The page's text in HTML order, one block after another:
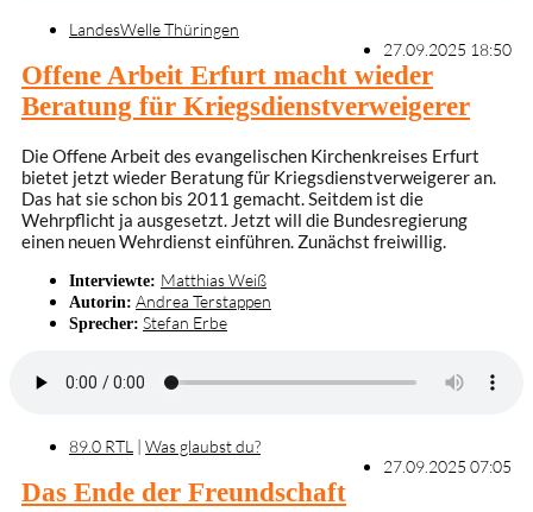
LandesWelle Thüringen
27.09.2025 18:50
Offene Arbeit Erfurt macht wieder
Beratung für Kriegsdienstverweigerer
Die Offene Arbeit des evangelischen Kirchenkreises Erfurt
bietet jetzt wieder Beratung für Kriegsdienstverweigerer an.
Das hat sie schon bis 2011 gemacht. Seitdem ist die
Wehrpflicht ja ausgesetzt. Jetzt will die Bundesregierung
einen neuen Wehrdienst einführen. Zunächst freiwillig.
Interviewte: Matthias Weiß
Autorin: Andrea Terstappen
Sprecher: Stefan Erbe
89.0 RTL | Was glaubst du?
27.09.2025 07:05
Das Ende der Freundschaft